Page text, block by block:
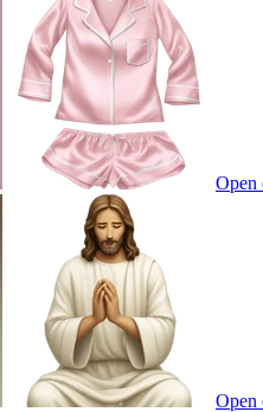
Open
Open